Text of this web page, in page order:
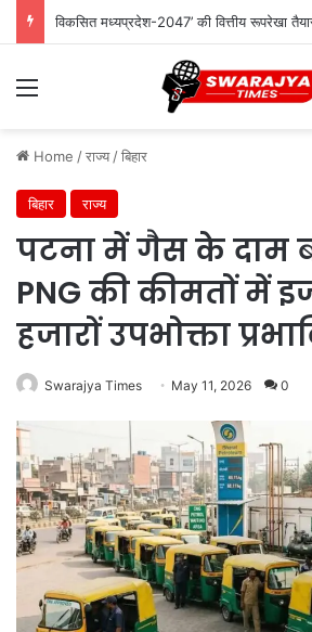
विकसित मध्यप्रदेश-2047’ की वित्तीय रूपरेखा
Menu
Home /राज्य /बिहार
बिहार राज्य
पटना में गैस के दाम
PNG की कीमतों में
हजारों उपभोक्ता
Swarajya Times May 11, 2026 0